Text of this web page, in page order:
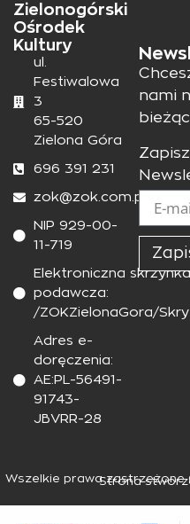
Zielonogórski
Ośrodek
Kultury
ul.
Festiwalowa
3
65-520
Zielona Góra
696 391 231
zok@zok.com.pl
NIP 929-00-
11-719
Elektroniczna skrzynka
podawcza:
/ZOKZielonaGora/
Adres e-
doręczenia:
AE:PL-56491-
91743-
JBVRR-28
nami
Wszelkie prawaStrona